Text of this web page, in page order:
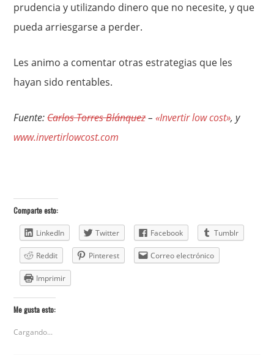
prudencia y utilizando dinero que no necesite, y que
pueda arriesgarse a perder.
Les animo a comentar otras estrategias que les
hayan sido rentables.
Fuente:Carlos Torres Blánquez–«Invertir low cost», y
www.invertirlowcost.com
Comparte esto:
LinkedIn Twitter Facebook Tumblr
Reddit Pinterest Correo electrónico
Imprimir
Me gusta esto:
Cargando...